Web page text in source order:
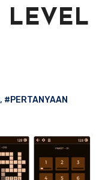
LEVEL
, #PERTANYAAN